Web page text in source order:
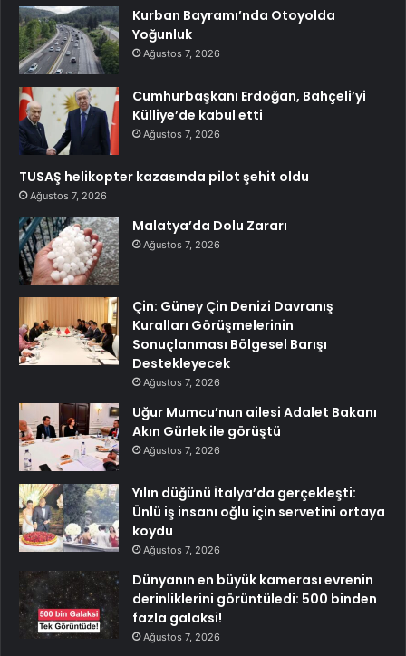
Kurban Bayramı’nda Otoyolda
Yoğunluk
Ağustos 7, 2026
Cumhurbaşkanı Erdoğan, Bahçeli’yi
Külliye’de kabul etti
Ağustos 7, 2026
TUSAŞ helikopter kazasında pilot şehit oldu
Ağustos 7, 2026
Malatya’da Dolu Zararı
Ağustos 7, 2026
Çin: Güney Çin Denizi Davranış
Kuralları Görüşmelerinin
Sonuçlanması Bölgesel Barışı
Destekleyecek
Ağustos 7, 2026
Uğur Mumcu’nun ailesi Adalet Bakanı
Akın Gürlek ile görüştü
Ağustos 7, 2026
Yılın düğünü İtalya’da gerçekleşti:
Ünlü iş insanı oğlu için servetini ortaya
koydu
Ağustos 7, 2026
Dünyanın en büyük kamerası evrenin
derinliklerini görüntüledi: 500 binden
fazla galaksi!
Ağustos 7, 2026